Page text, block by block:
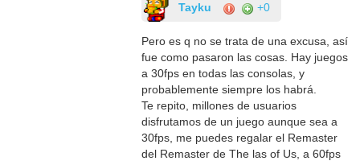
Tayku +0
Pero es q no se trata de una excusa, así
fue como pasaron las cosas. Hay juegos
a 30fps en todas las consolas, y
probablemente siempre los habrá.
Te repito, millones de usuarios
disfrutamos de un juego aunque sea a
30fps, me puedes regalar el Remaster
del Remaster de The las of Us, a 60fps